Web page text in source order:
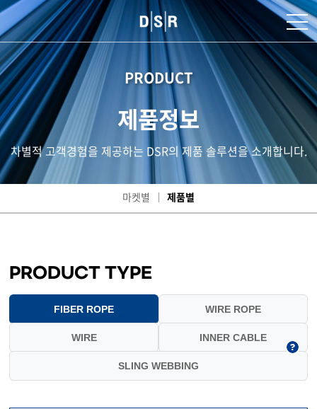
PRODUCT
제품정보
차별적 고객경험을 제공하는 DSR의 제품 솔루션을 소개합니다.
마켓별 제품별
PRODUCT TYPE
FIBER ROPE WIRE ROPE
WIRE INNER CABLE
SLING WEBBING